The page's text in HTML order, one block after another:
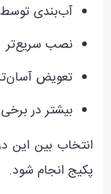
آب‌بندی
نصب سریع‌تر
تعویض
بیشتر در
انتخاب بین این
پکیج انجام شود.